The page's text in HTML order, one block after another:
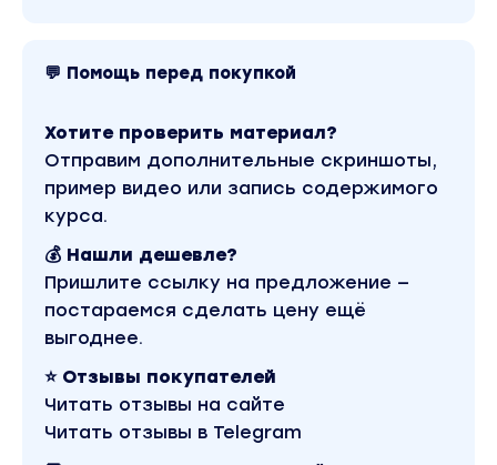
Оригинальная стоимость курса у автора
пикап / Саморазвитие и мотивация / Психология /
и оккультизм». Другие материалы автора
Волкова» можно найти через поиск по сайту.
💬 Помощь перед покупкой
Хотите проверить материал?
Отправим дополнительные скриншоты,
пример видео или запись содержимого
курса.
💰 Нашли дешевле?
Пришлите ссылку на предложение —
постараемся сделать цену ещё
выгоднее.
⭐ Отзывы покупателей
Читать отзывы на сайте
Читать отзывы в Telegram